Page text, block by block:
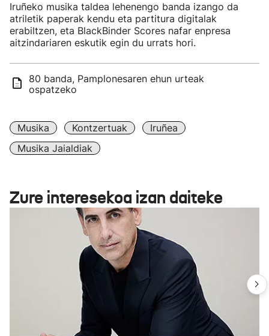
Iruñeko musika taldea lehenengo banda izango da
atriletik paperak kendu eta partitura digitalak
erabiltzen, eta BlackBinder Scores nafar enpresa
aitzindariaren eskutik egin du urrats hori.
80 banda, Pamplonesaren ehun urteak
ospatzeko
Musika Kontzertuak
Iruñea
Musika Jaialdiak
Zure interesekoa izan daiteke